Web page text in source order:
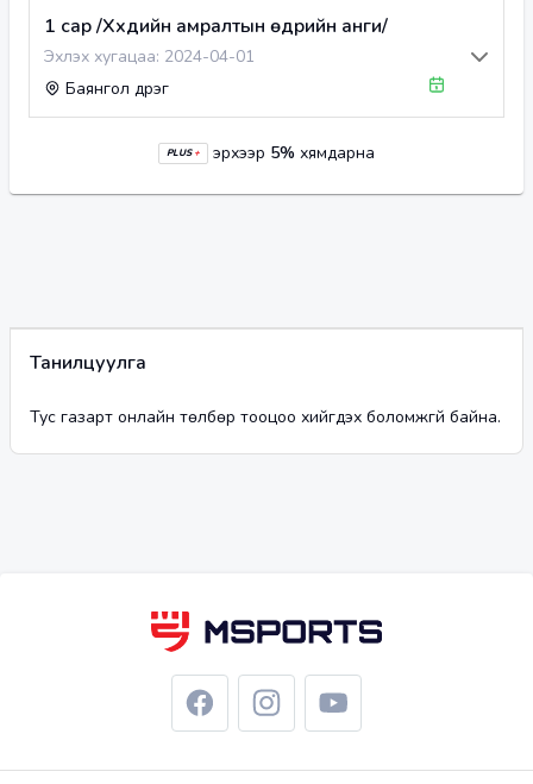
Танилцуулга
Тус газарт онлайн төлбөр тооцоо хийгдэх боломжгүй байна.
1 сар /Хүүхдийн амралтын өдрийн анги/
Эхлэх хугацаа: 2024-04-01
Баянгол дүүрэг
PLUS + эрхээр 5% хямдарна